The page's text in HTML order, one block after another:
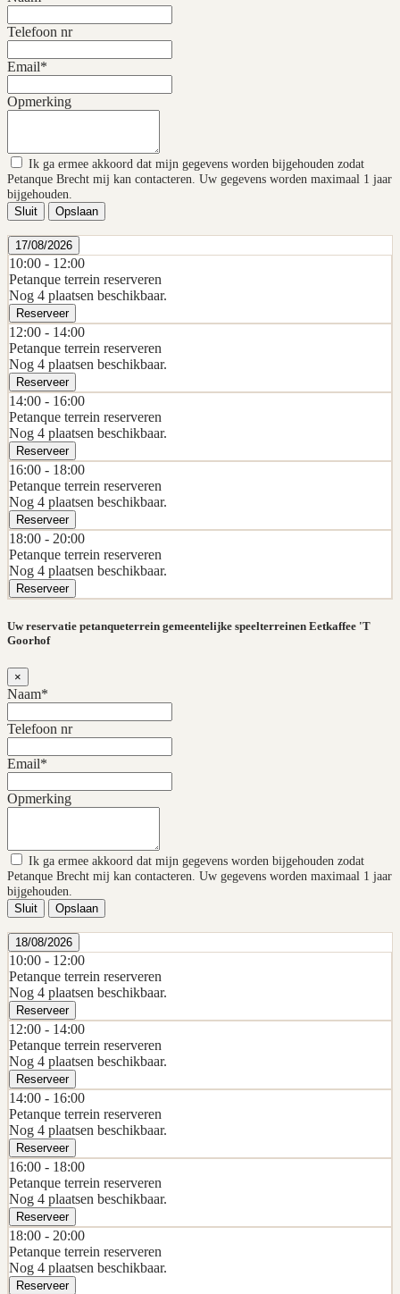
Telefoon nr
Email*
Opmerking
Ik ga ermee akkoord dat mijn gegevens worden bijgehouden zodat
Petanque Brecht mij kan contacteren. Uw gegevens worden maximaal 1 jaar
bijgehouden.
Sluit Opslaan
17/08/2026
10:00 - 12:00
Petanque terrein reserveren
Nog 4 plaatsen beschikbaar.
Reserveer
12:00 - 14:00
Petanque terrein reserveren
Nog 4 plaatsen beschikbaar.
Reserveer
14:00 - 16:00
Petanque terrein reserveren
Nog 4 plaatsen beschikbaar.
Reserveer
16:00 - 18:00
Petanque terrein reserveren
Nog 4 plaatsen beschikbaar.
Reserveer
18:00 - 20:00
Petanque terrein reserveren
Nog 4 plaatsen beschikbaar.
Reserveer
Uw reservatie petanqueterrein gemeentelijke speelterreinen Eetkaffee 'T
Goorhof
×
Naam*
Telefoon nr
Email*
Opmerking
Ik ga ermee akkoord dat mijn gegevens worden bijgehouden zodat
Petanque Brecht mij kan contacteren. Uw gegevens worden maximaal 1 jaar
bijgehouden.
Sluit Opslaan
18/08/2026
10:00 - 12:00
Petanque terrein reserveren
Nog 4 plaatsen beschikbaar.
Reserveer
12:00 - 14:00
Petanque terrein reserveren
Nog 4 plaatsen beschikbaar.
Reserveer
14:00 - 16:00
Petanque terrein reserveren
Nog 4 plaatsen beschikbaar.
Reserveer
16:00 - 18:00
Petanque terrein reserveren
Nog 4 plaatsen beschikbaar.
Reserveer
18:00 - 20:00
Petanque terrein reserveren
Nog 4 plaatsen beschikbaar.
Reserveer